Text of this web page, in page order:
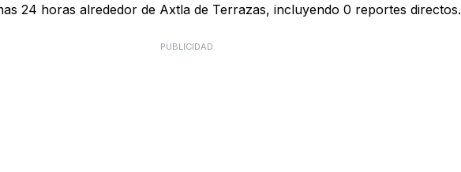
24 horas alrededor de Axtla de Terrazas, incluyendo 0 reportes directos.
PUBLICIDAD